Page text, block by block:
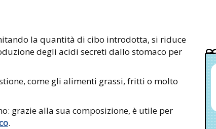
la quantità di cibo introdotta, si riduce
degli acidi secreti dallo stomaco per
come gli alimenti grassi, fritti o molto
grazie alla sua composizione, è utile per
.